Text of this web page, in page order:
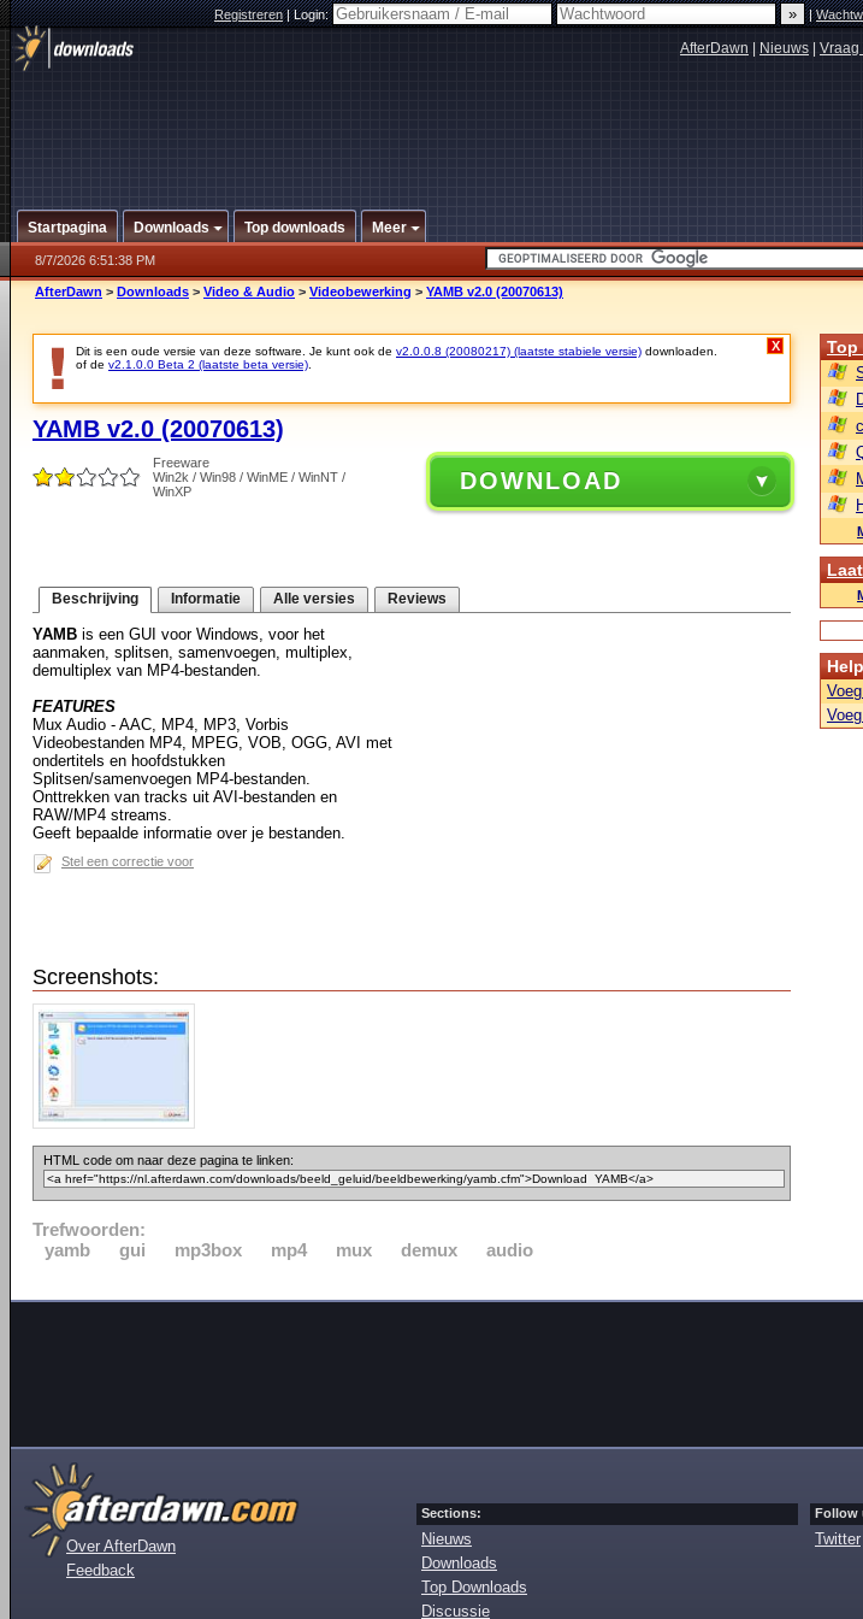
Registreren|Login: |
AfterDawn Nieuws Vraag
Startpagina Downloads Top downloads Meer
8/7/2026 6:51:38 PM
AfterDawn > Downloads > Video & Audio > Videobewerking > YAMB v2.0 (20070613)
Dit is een oude versie van deze software. Je kunt ook de v2.0.0.8 (20080217) (laatste stabiele versie) downloaden.
of de v2.1.0.0 Beta 2 (laatste beta versie)
X
YAMB v2.0 (20070613)
Freeware
Win2k / Win98 / WinME / WinNT /
WinXP
DOWNLOAD
Beschrijving Informatie Alle versies Reviews
YAMB is een GUI voor Windows, voor het
aanmaken, splitsen, samenvoegen, multiplex,
demultiplex van MP4-bestanden.
FEATURES
Mux Audio - AAC, MP4, MP3, Vorbis
Videobestanden MP4, MPEG, VOB, OGG, AVI met
ondertitels en hoofdstukken
Splitsen/samenvoegen MP4-bestanden.
Onttrekken van tracks uit AVI-bestanden en
RAW/MP4 streams.
Geeft bepaalde informatie over je bestanden.
Stel een correctie voor
Screenshots:
HTML code om naar deze pagina te linken:
Trefwoorden:
yamb
gui mp3box mp4 mux demux audio
Top
Over AfterDawn
Feedback
Sections:
Nieuws
Downloads
Top Downloads
Discussie
Follow
Twitter